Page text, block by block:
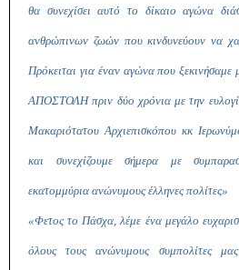
θα συνεχίσει αυτό το δίκαιο αγώνα
ανθρώπινων ζωών που κινδυνεύουν να
Πρόκειται για έναν αγώνα που ξεκινήσαμε
ΑΠΟΣΤΟΛΗ πριν δύο χρόνια με την
Μακαριότατου Αρχιεπισκόπου κκ
και συνεχίζουμε σήμερα με
εκατομμύρια ανώνυμους έλληνες πολίτες»
«Φετος το Πάσχα, λέμε ένα μεγάλο
όλους τους ανώνυμους συμπολίτες